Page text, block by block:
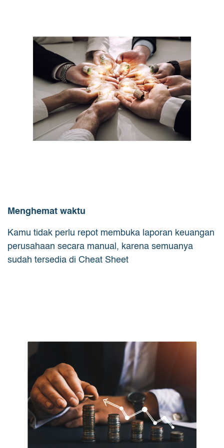
Menghemat waktu
Kamu tidak perlu repot membuka laporan keuangan
perusahaan secara manual, karena semuanya
sudah tersedia di Cheat Sheet